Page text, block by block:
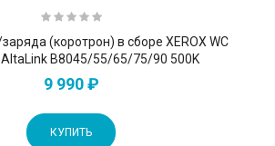
(коротрон) в сборе XEROX WC
B8045/55/65/75/90 500K
9 990 ₽
КУПИТЬ